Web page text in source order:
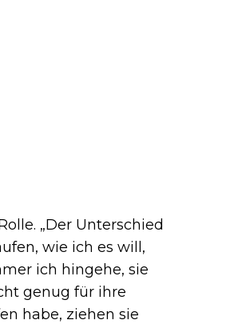
„Der Unterschied
wie ich es will,
ich hingehe, sie
genug für ihre
habe, ziehen sie